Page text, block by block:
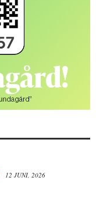
12 JUNI, 2026